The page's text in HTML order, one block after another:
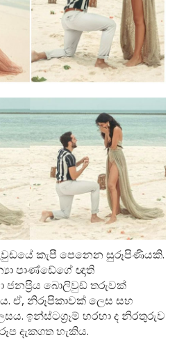
කැපී පෙනෙන සුරූපිණියකි.
පාණ්ඩේගේ ඥාති
ජනප්‍රිය බොලිවුඩ් තරුවක්
ඒ, නිරූපිකාවක් ලෙස සහ
ඉන්ස්ටග්‍රෑම් හරහා ද නිරතුරුව
දැකගත හැකිය.